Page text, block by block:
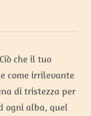
che il tuo
come irrilevante
di tristezza per
ogni alba, quel